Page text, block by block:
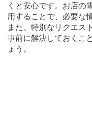
くと安心です。お店の
用することで、必要な
また、特別なリクエス
事前に解決しておくこ
ょう。